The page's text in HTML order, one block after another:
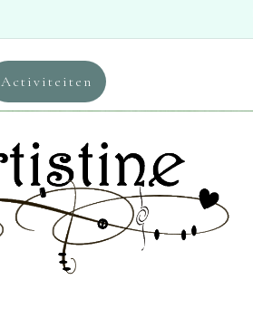
Activiteiten